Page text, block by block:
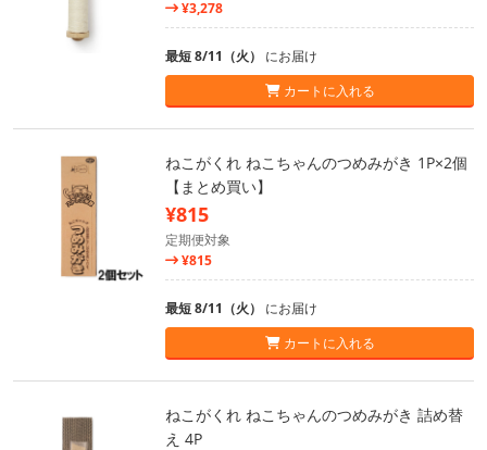
¥3,278
最短 8/11（火） にお届け
カートに入れる
ねこがくれ ねこちゃんのつめみがき 1P×2個
【まとめ買い】
¥815
定期便対象
¥815
最短 8/11（火） にお届け
カートに入れる
ねこがくれ ねこちゃんのつめみがき 詰め替
え 4P